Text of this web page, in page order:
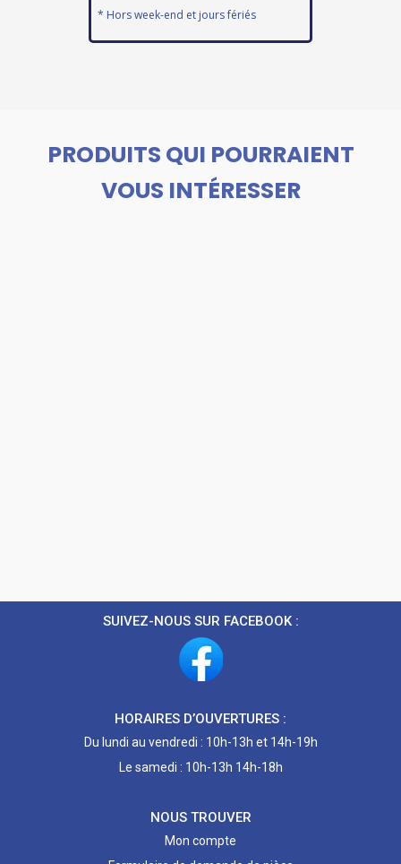
* Hors week-end et jours fériés
PRODUITS QUI POURRAIENT
VOUS INTÉRESSER
SUIVEZ-NOUS SUR FACEBOOK :
HORAIRES D’OUVERTURES :
Du lundi au vendredi : 10h-13h et 14h-19h
Le samedi : 10h-13h 14h-18h
NOUS TROUVER
Mon compte